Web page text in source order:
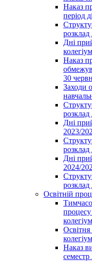
Наказ
період
розклад
Дні
Наказ
30
Заходи
розклад
Дні
2023/
розклад
Дні
2024/
розклад
Освітній
Наказ